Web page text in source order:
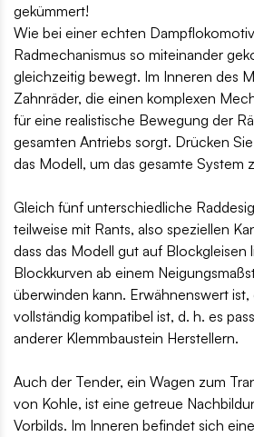
gekümmert!
Wie bei einer echten
Radmechanismus so miteinander
gleichzeitig bewegt. Im Inneren des
Zahnräder, die einen komplexen
für eine realistische Bewegung der
gesamten Antriebs sorgt. Drücken
das Modell, um das gesamte System
Gleich fünf unterschiedliche
teilweise mit Rants, also speziellen
dass das Modell gut auf Blockgleisen
Blockkurven ab einem
überwinden kann. Erwähnenswert ist,
vollständig kompatibel ist, d. h. es
anderer Klemmbaustein Herstellern.
Auch der Tender, ein Wagen zum
von Kohle, ist eine getreue
Vorbilds. Im Inneren befindet sich